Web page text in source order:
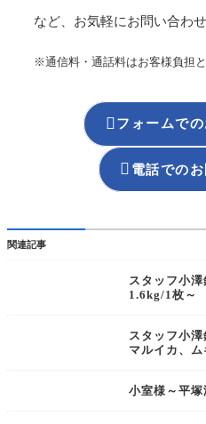
など、お気軽にお問い合わせ
※通信料・通話料はお客様負担と
フォームで
 電話での
関連記事
スタッフ小
1.6kg/1枚～
スタッフ小
マルイカ、
小室様～平